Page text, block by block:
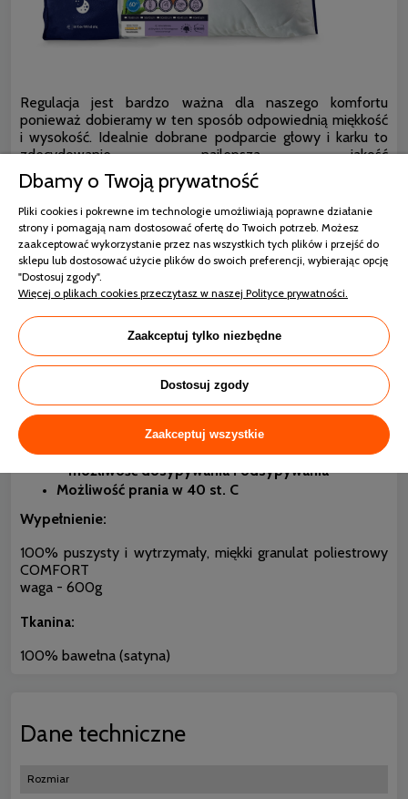
Regulacja jest bardzo ważna dla naszego komfortu
ponieważ dobieramy w ten sposób odpowiednią miękkość
i wysokość. Idealnie dobrane podparcie głowy i karku to
zdecydowanie najlepsza jakość
snu.
Poduszki antyalergiczne
polecane są osobom z
problemami układu oddechowego dzieciom i alergikom.
Możliwość prania i wymiany wsadu zmniejsza rozwój
bakterii, pleśni i roztoczy. Piękny wygląd i komfortowy sen
to idealne połączenie w Twojej sypialni.
Pokrycie 100% bawełna satynowa uszlachetniona
aloe-verą
Wypełnienie granulat COMFORT® zapewniające
puszystość i miękkość
Produkt antyalergiczny – zmniejszony rozwój
bakterii i pleśni
Przyjemna w dotyku
Regulacja wypełnienia dzięki wszytemu zamkowi
– możliwość dosypywania i odsypywania
Możliwość prania w 40 st. C
Wypełnienie:
100% puszysty i wytrzymały, miękki granulat poliestrowy
COMFORT
waga - 600g
Tkanina:
100% bawełna (satyna)
Dane techniczne
Rozmiar
Dbamy o Twoją prywatność
Pliki cookies i pokrewne im technologie umożliwiają poprawne działanie
strony i pomagają nam dostosować ofertę do Twoich potrzeb. Możesz
zaakceptować wykorzystanie przez nas wszystkich tych plików i przejść do
sklepu lub dostosować użycie plików do swoich preferencji, wybierając opcję
"Dostosuj zgody".
Więcej o plikach cookies przeczytasz w naszej Polityce prywatności.
Zaakceptuj tylko niezbędne
Dostosuj zgody
Zaakceptuj wszystkie